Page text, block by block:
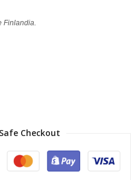
Finlandia.
Checkout